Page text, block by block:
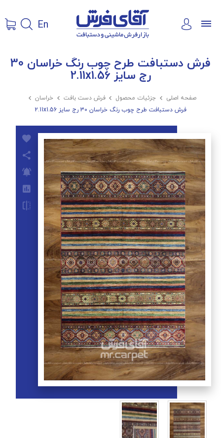
En
فرش دستبافت طرح چوب رنگ خراسان 30
رج سایز 2.11x1.56
صفحه اصلی  جزئیات محصول  فرش دست بافت  خراسان 
فرش دستبافت طرح چوب رنگ خراسان 30 رج سایز 2.11x1.56